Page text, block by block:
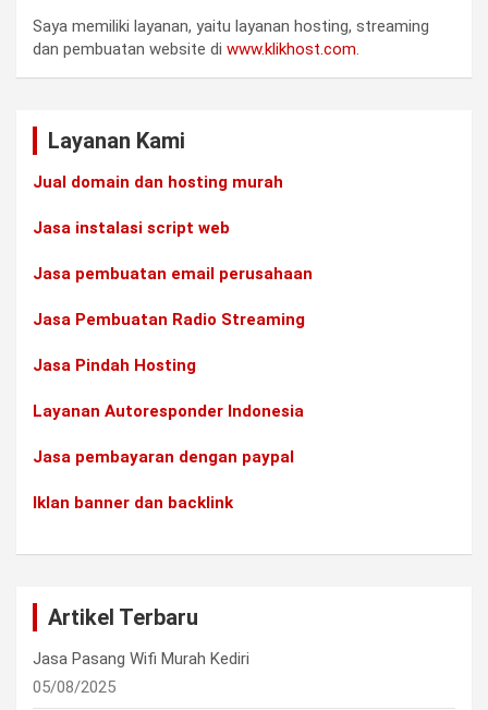
Saya memiliki layanan, yaitu layanan hosting, streaming
dan pembuatan website di www.klikhost.com.
Layanan Kami
Jual domain dan hosting murah
Jasa instalasi script web
Jasa pembuatan email perusahaan
Jasa Pembuatan Radio Streaming
Jasa Pindah Hosting
Layanan Autoresponder Indonesia
Jasa pembayaran dengan paypal
Iklan banner dan backlink
Artikel Terbaru
Jasa Pasang Wifi Murah Kediri
05/08/2025